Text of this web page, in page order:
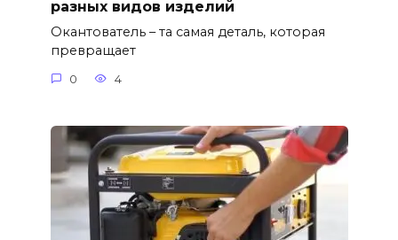
разных видов изделий
Окантователь – та самая деталь, которая
превращает
0 4